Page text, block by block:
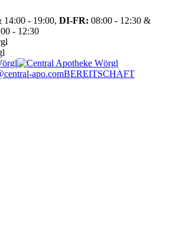
14:00 - 19:00, DI-FR: 08:00 - 12:30 &
- 12:30
apo.comBEREITSCHAFT